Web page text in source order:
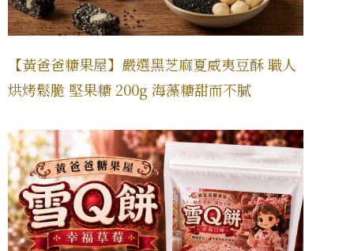
【黃爸爸糖果屋】嚴選黑芝麻夏威夷豆酥 職人
烘烤鬆脆 堅果糖 200g 海藻糖甜而不膩